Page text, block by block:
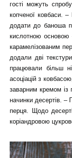
гості можуть
копченої ковбаси.
додати до баноша
кислотною основою
карамелізованим
додали дві
працювали більш
асоціацій з
заварним кремом із
начинки десертів. –
перця. Щодо
коріандровою